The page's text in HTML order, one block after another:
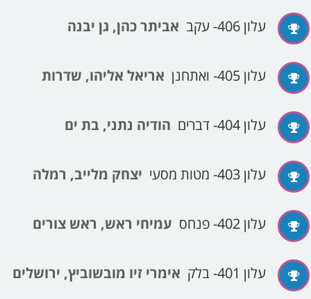
עלון 406- עקב אביתר כהן, גן יבנה
עלון 405- ואתחנן אריאל אליהו, שדרות
עלון 404- דברים הודיה נתני, בת ים
עלון 403- מטות מסעי יצחק מלייב, רמלה
עלון 402- פנחס עמיחי ראש, ראש צורים
עלון 401- בלק אימרי זיו מובשוביץ, ירושלים